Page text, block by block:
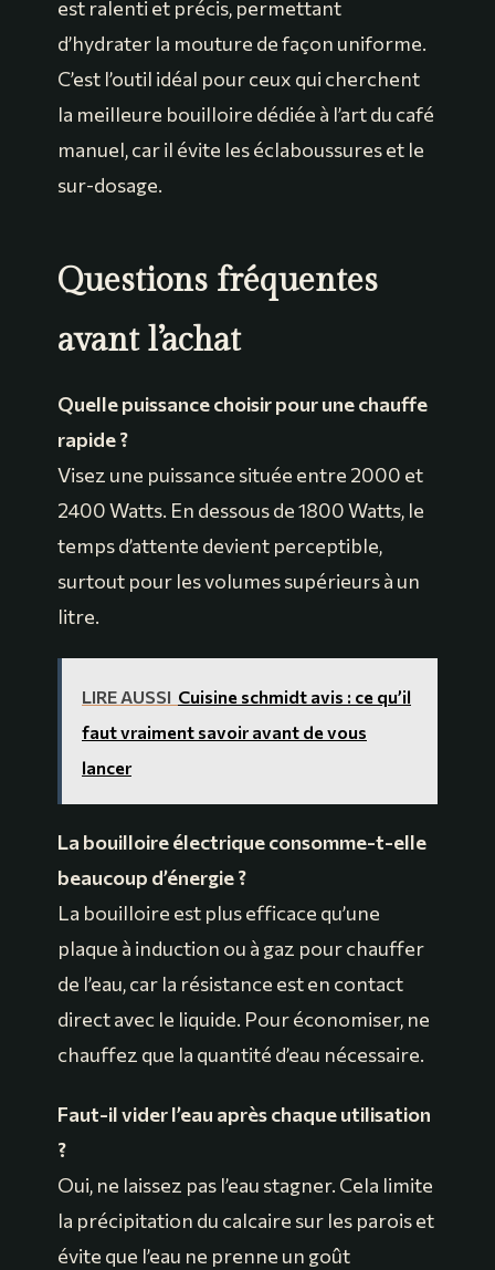
est ralenti et précis, permettant
d’hydrater la mouture de façon uniforme.
C’est l’outil idéal pour ceux qui cherchent
la meilleure bouilloire dédiée à l’art du café
manuel, car il évite les éclaboussures et le
sur-dosage.
Questions fréquentes
avant l’achat
Quelle puissance choisir pour une chauffe
rapide ?
Visez une puissance située entre 2000 et
2400 Watts. En dessous de 1800 Watts, le
temps d’attente devient perceptible,
surtout pour les volumes supérieurs à un
litre.
LIRE AUSSI Cuisine schmidt avis : ce qu’il
faut vraiment savoir avant de vous
lancer
La bouilloire électrique consomme-t-elle
beaucoup d’énergie ?
La bouilloire est plus efficace qu’une
plaque à induction ou à gaz pour chauffer
de l’eau, car la résistance est en contact
direct avec le liquide. Pour économiser, ne
chauffez que la quantité d’eau nécessaire.
Faut-il vider l’eau après chaque utilisation
?
Oui, ne laissez pas l’eau stagner. Cela limite
la précipitation du calcaire sur les parois et
évite que l’eau ne prenne un goût